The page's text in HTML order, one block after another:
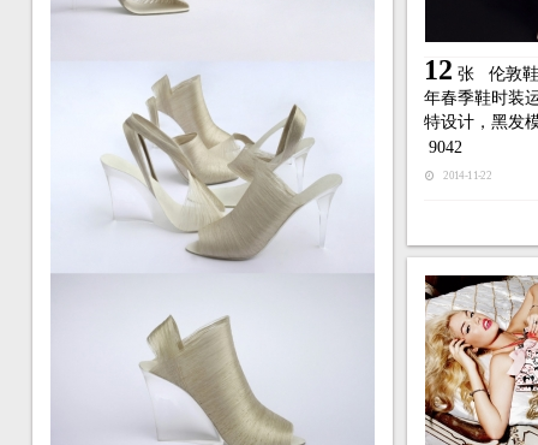
12 张 伦敦
年春季鞋时装
特设计，黑发
9042
2014-11-22